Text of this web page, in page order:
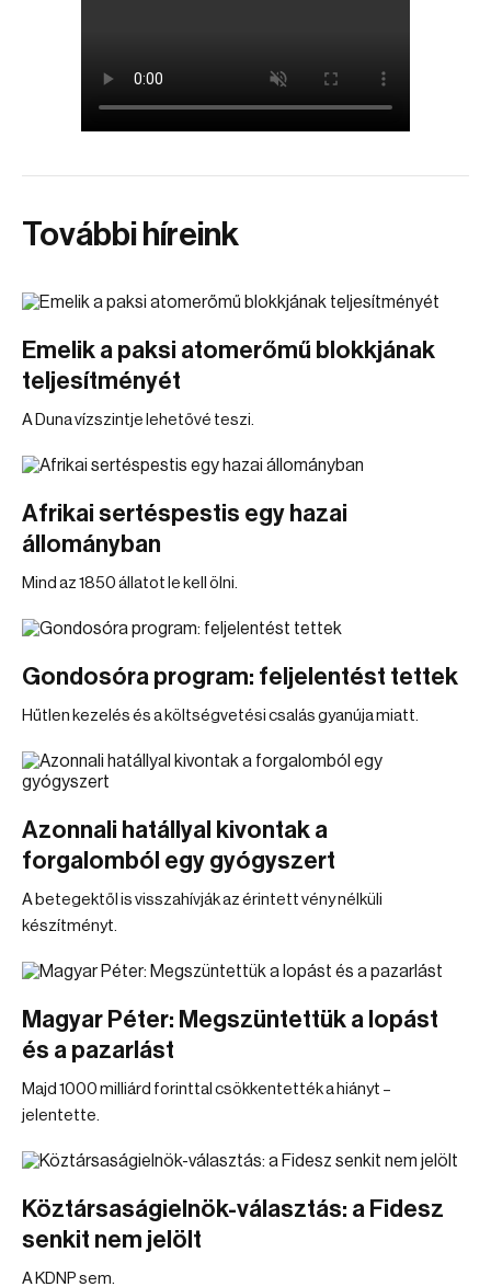
További híreink
Emelik a paksi atomerőmű blokkjának
teljesítményét
A Duna vízszintje lehetővé teszi.
Afrikai sertéspestis egy hazai
állományban
Mind az 1850 állatot le kell ölni.
Gondosóra program: feljelentést tettek
Hűtlen kezelés és a költségvetési csalás gyanúja miatt.
Azonnali hatállyal kivontak a
forgalomból egy gyógyszert
A betegektől is visszahívják az érintett vény nélküli
készítményt.
Magyar Péter: Megszüntettük a lopást
és a pazarlást
Majd 1000 milliárd forinttal csökkentették a hiányt –
jelentette.
Köztársaságielnök-választás: a Fidesz
senkit nem jelölt
A KDNP sem.